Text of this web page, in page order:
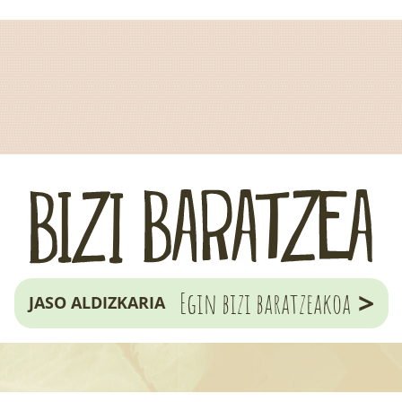
JASO ALDIZKARIA Egin bizi baratzeakoa >